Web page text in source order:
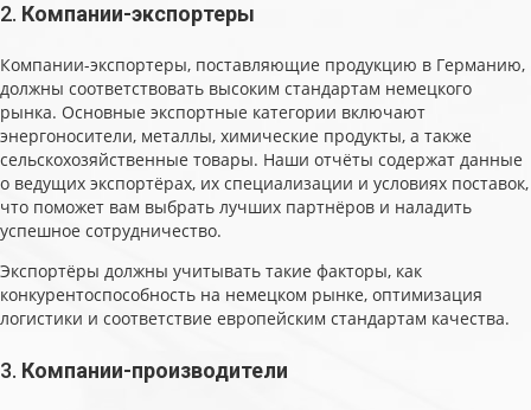
2. Компании-экспортеры
Компании-экспортеры, поставляющие продукцию в Германию,
должны соответствовать высоким стандартам немецкого
рынка. Основные экспортные категории включают
энергоносители, металлы, химические продукты, а также
сельскохозяйственные товары. Наши отчёты содержат данные
о ведущих экспортёрах, их специализации и условиях поставок,
что поможет вам выбрать лучших партнёров и наладить
успешное сотрудничество.
Экспортёры должны учитывать такие факторы, как
конкурентоспособность на немецком рынке, оптимизация
логистики и соответствие европейским стандартам качества.
3. Компании-производители